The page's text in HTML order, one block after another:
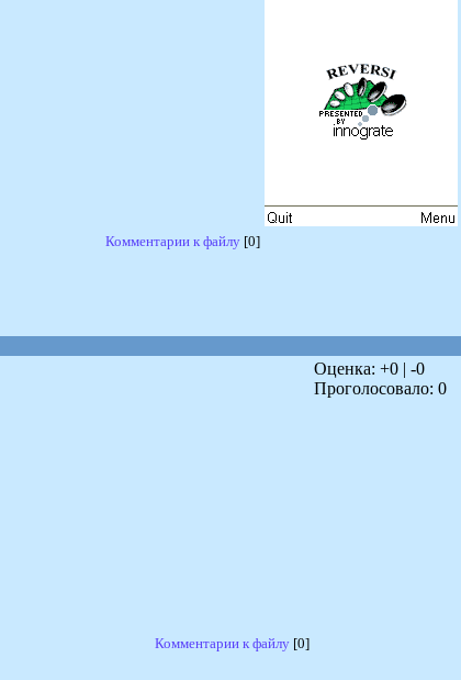
Комментарии к файлу [0]
Комментарии к файлу [0]
Оценка: +0 | -0
Проголосовало: 0